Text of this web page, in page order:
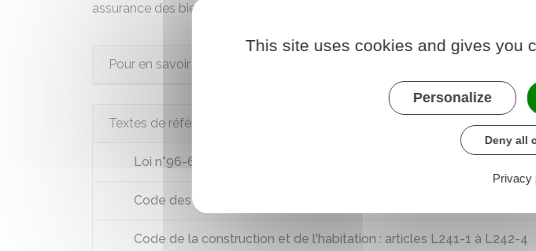
assurance des biens et du stock de marchandise , etc.
Pour en savoir plus
Textes de référence
Loi n°96-603 du 5 juillet 1996 : article 22-2
Code des assurances : articles L211-1 à L211-28
Code de la construction et de l'habitation : articles L241-1 à L242-4
This site uses cookies and gives you
Personalize
Deny all
Privacy